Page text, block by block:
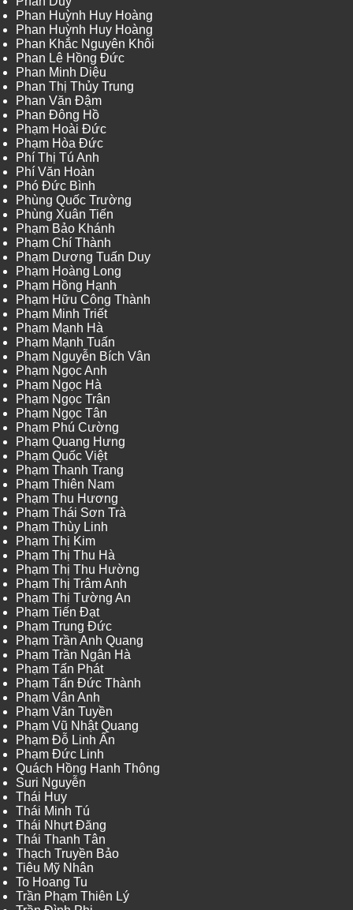
Phan Huỳnh Huy Hoàng
Phan Huỳnh Huy Hoàng
Phan Khắc Nguyên Khôi
Phan Lê Hồng Đức
Phan Minh Diệu
Phan Thị Thủy Trung
Phan Văn Đậm
Phan Đông Hồ
Phạm Hoài Đức
Phạm Hòa Đức
Phí Thị Tú Anh
Phí Văn Hoàn
Phó Đức Bình
Phùng Quốc Trường
Phùng Xuân Tiến
Phạm Bảo Khánh
Phạm Chí Thành
Phạm Dương Tuấn Duy
Phạm Hoàng Long
Phạm Hồng Hạnh
Phạm Hữu Công Thành
Phạm Minh Triết
Phạm Mạnh Hà
Phạm Mạnh Tuấn
Phạm Nguyễn Bích Vân
Phạm Ngọc Anh
Phạm Ngọc Hà
Phạm Ngọc Trân
Phạm Ngọc Tân
Phạm Phú Cường
Phạm Quang Hưng
Phạm Quốc Việt
Phạm Thanh Trang
Phạm Thiên Nam
Phạm Thu Hương
Phạm Thái Sơn Trà
Phạm Thùy Linh
Phạm Thị Kim
Phạm Thị Thu Hà
Phạm Thị Thu Hường
Phạm Thị Trâm Anh
Phạm Thị Tường An
Phạm Tiến Đạt
Phạm Trung Đức
Phạm Trần Anh Quang
Phạm Trần Ngân Hà
Phạm Tấn Phát
Phạm Tấn Đức Thành
Phạm Vân Anh
Phạm Văn Tuyền
Phạm Vũ Nhật Quang
Phạm Đỗ Linh Ấn
Phạm Đức Linh
Quách Hồng Hanh Thông
Suri Nguyễn
Thái Huy
Thái Minh Tú
Thái Nhựt Đăng
Thái Thanh Tân
Thạch Truyền Bảo
Tiêu Mỹ Nhân
To Hoang Tu
Trần Phạm Thiên Lý